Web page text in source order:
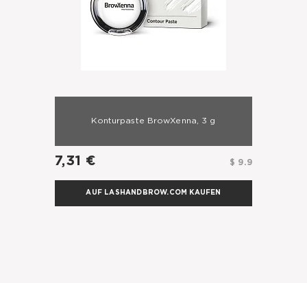
Konturpaste BrowXenna, 3 g
7,31 € $ 9.9
AUF LASHANDBROW.COM KAUFEN